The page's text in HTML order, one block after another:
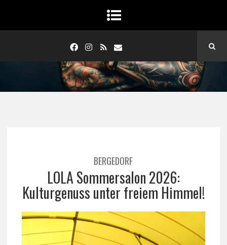
BERGEDORF
LOLA Sommersalon 2026:
Kulturgenuss unter freiem Himmel!